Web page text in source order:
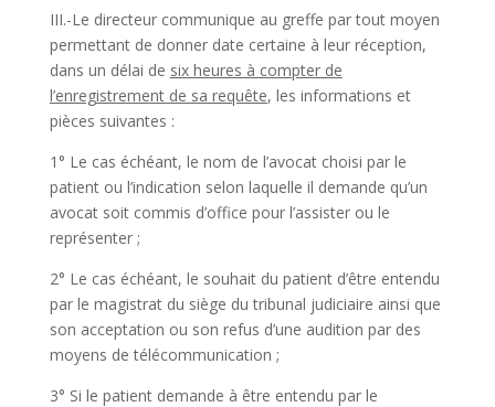
III.-Le directeur communique au greffe par tout moyen
permettant de donner date certaine à leur réception,
dans un délai de six heures à compter de
l’enregistrement de sa requête, les informations et
pièces suivantes :
1° Le cas échéant, le nom de l’avocat choisi par le
patient ou l’indication selon laquelle il demande qu’un
avocat soit commis d’office pour l’assister ou le
représenter ;
2° Le cas échéant, le souhait du patient d’être entendu
par le magistrat du siège du tribunal judiciaire ainsi que
son acceptation ou son refus d’une audition par des
moyens de télécommunication ;
3° Si le patient demande à être entendu par le